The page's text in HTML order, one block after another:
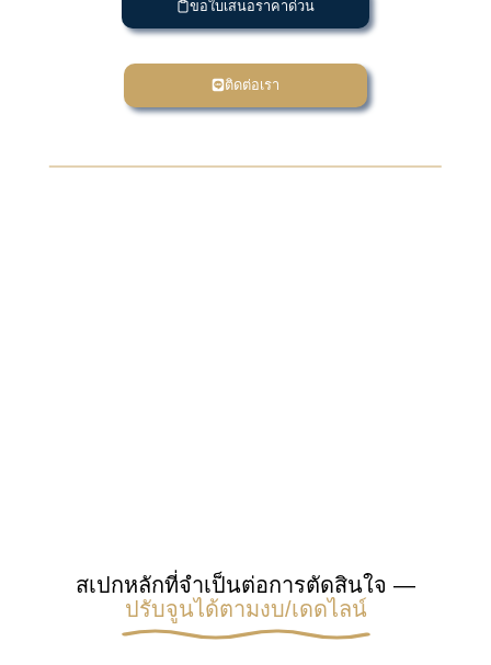
ขอใบเสนอราคาด่วน
ติดต่อเรา
สเปกหลักที่จำเป็นต่อการตัดสินใจ —
ปรับจูนได้ตามงบ/เดดไลน์